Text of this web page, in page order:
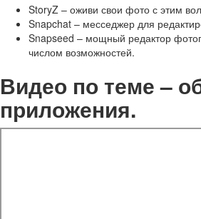
StoryZ – оживи свои фото с этим
Snapchat – месседжер для
Snapseed – мощный редактор
числом возможностей.
Видео по теме –
приложения.